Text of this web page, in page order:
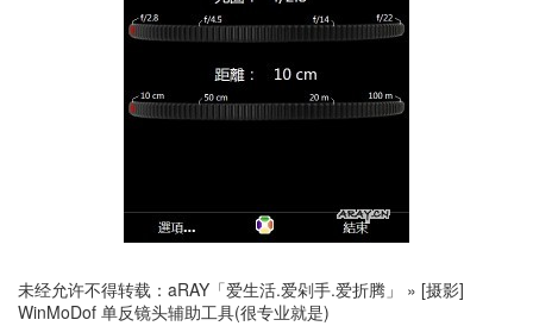
未经允许不得转载： aRAY「爱生活.爱剁手.爱折腾」 » [摄影]
WinMoDof 单反镜头辅助工具(很专业就是)